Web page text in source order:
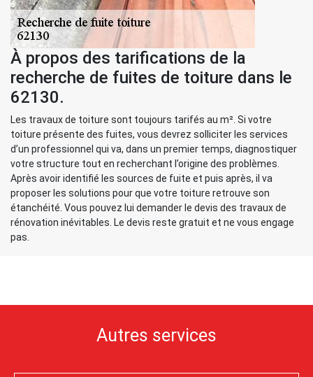
À propos des tarifications de la
recherche de fuites de toiture dans le
62130.
Les travaux de toiture sont toujours tarifés au m². Si votre
toiture présente des fuites, vous devrez solliciter les services
d’un professionnel qui va, dans un premier temps, diagnostiquer
votre structure tout en recherchant l’origine des problèmes.
Après avoir identifié les sources de fuite et puis après, il va
proposer les solutions pour que votre toiture retrouve son
étanchéité. Vous pouvez lui demander le devis des travaux de
rénovation inévitables. Le devis reste gratuit et ne vous engage
pas.
Autres services